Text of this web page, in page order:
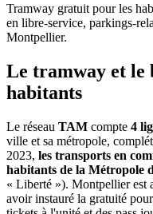
Tramway gratuit pour les
en libre-service, parkings-
Montpellier.
Le tramway et le
habitants
Le réseau TAM compte 4
ville et sa métropole,
2023, les transports en
habitants de la Métropole
« Liberté »). Montpellier est
avoir instauré la gratuité